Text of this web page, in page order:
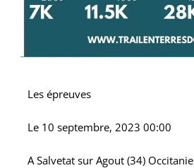
Les épreuves
Le 10 septembre, 2023 00:00
ASalvetat sur Agout (34) Occitanie